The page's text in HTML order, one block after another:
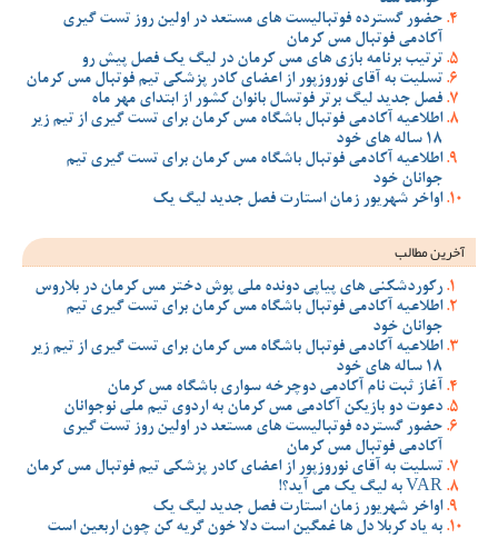
حضور گسترده فوتبالیست های مستعد در اولین روز تست گیری
آکادمی فوتبال مس کرمان
ترتیب برنامه بازی های مس کرمان در لیگ یک فصل پیش رو
تسلیت به آقای نوروزپور از اعضای کادر پزشکی تیم فوتبال مس کرمان
فصل جدید لیگ برتر فوتسال بانوان کشور از ابتدای مهر ماه
اطلاعیه آکادمی فوتبال باشگاه مس کرمان برای تست گیری از تیم زیر
18 ساله های خود
اطلاعیه آکادمی فوتبال باشگاه مس کرمان برای تست گیری تیم
جوانان خود
اواخر شهریور زمان استارت فصل جدید لیگ یک
آخرین مطالب
رکوردشکنی های پیاپی دونده ملی پوش دختر مس کرمان در بلاروس
اطلاعیه آکادمی فوتبال باشگاه مس کرمان برای تست گیری تیم
جوانان خود
اطلاعیه آکادمی فوتبال باشگاه مس کرمان برای تست گیری از تیم زیر
18 ساله های خود
آغاز ثبت نام آکادمی دوچرخه سواری باشگاه مس کرمان
دعوت دو بازیکن آکادمی مس کرمان به اردوی تیم ملی نوجوانان
حضور گسترده فوتبالیست های مستعد در اولین روز تست گیری
آکادمی فوتبال مس کرمان
تسلیت به آقای نوروزپور از اعضای کادر پزشکی تیم فوتبال مس کرمان
VAR به لیگ یک می آید؟!
اواخر شهریور زمان استارت فصل جدید لیگ یک
به یاد کربلا دل ها غمگین است دلا خون گریه کن چون اربعین است